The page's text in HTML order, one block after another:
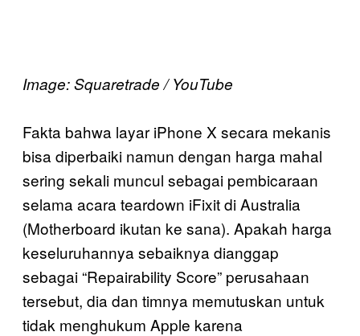
Image: Squaretrade / YouTube
Fakta bahwa layar iPhone X secara mekanis
bisa diperbaiki namun dengan harga mahal
sering sekali muncul sebagai pembicaraan
selama acara teardown iFixit di Australia
(Motherboard ikutan ke sana). Apakah harga
keseluruhannya sebaiknya dianggap
sebagai “Repairability Score” perusahaan
tersebut, dia dan timnya memutuskan untuk
tidak menghukum Apple karena